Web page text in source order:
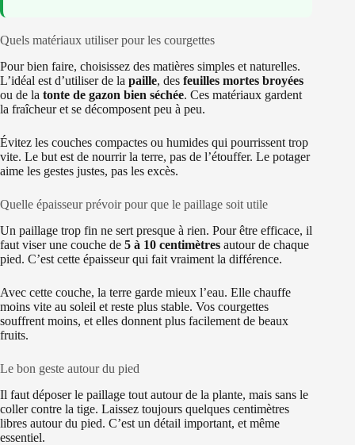
Quels matériaux utiliser pour les courgettes
Pour bien faire, choisissez des matières simples et naturelles.
L’idéal est d’utiliser de la paille, des feuilles mortes broyées
ou de la tonte de gazon bien séchée. Ces matériaux gardent
la fraîcheur et se décomposent peu à peu.
Évitez les couches compactes ou humides qui pourrissent trop
vite. Le but est de nourrir la terre, pas de l’étouffer. Le potager
aime les gestes justes, pas les excès.
Quelle épaisseur prévoir pour que le paillage soit utile
Un paillage trop fin ne sert presque à rien. Pour être efficace, il
faut viser une couche de 5 à 10 centimètres autour de chaque
pied. C’est cette épaisseur qui fait vraiment la différence.
Avec cette couche, la terre garde mieux l’eau. Elle chauffe
moins vite au soleil et reste plus stable. Vos courgettes
souffrent moins, et elles donnent plus facilement de beaux
fruits.
Le bon geste autour du pied
Il faut déposer le paillage tout autour de la plante, mais sans le
coller contre la tige. Laissez toujours quelques centimètres
libres autour du pied. C’est un détail important, et même
essentiel.